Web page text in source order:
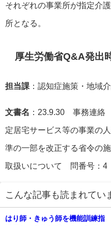
それぞれの事業所が指定介
所となる。
厚生労働省Q&A発出
担当課 ：認知症施策・地域
文書名 ：23.9.30 事務連
定居宅サービス等の事業の
準の一部を改正する省令の
取扱いについて 問番号：4
こんな記事も読まれてい
はり師・きゅう師を機能訓練指